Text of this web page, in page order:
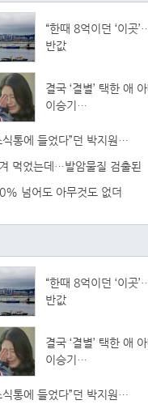
“한때 8억이던 ‘이곳
반값
결국 ‘결별’ 택한 애
이승기…
식통에 들었다”던 박지원…
먹었는데…발암물질 검출된
넘어도 아무것도 없더
“한때 8억이던 ‘이곳
반값
결국 ‘결별’ 택한 애
이승기…
식통에 들었다”던 박지원…